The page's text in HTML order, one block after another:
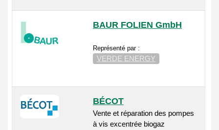
BAUR FOLIEN GmbH
Représenté par :
VERDE ENERGY
BÉCOT
Vente et réparation des pompes
à vis excentrée biogaz